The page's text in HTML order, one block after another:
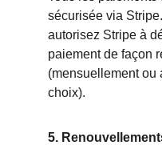
sécurisée via
autorisez Stripe à
paiement de façon
(mensuellement ou
choix).
5.